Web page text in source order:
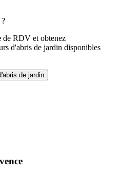
?
de RDV et obtenez
d'abris de jardin disponibles
de jardin